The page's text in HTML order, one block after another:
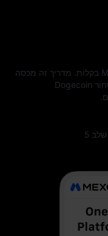
למד איך לקנות Dogecoin (DOGE) ב-MEXC בקלות. מדריך זה מכסה
כיצד לקנותDogecoinב-MEXC ולהתחיל לסחור Dogecoin
שלב 5